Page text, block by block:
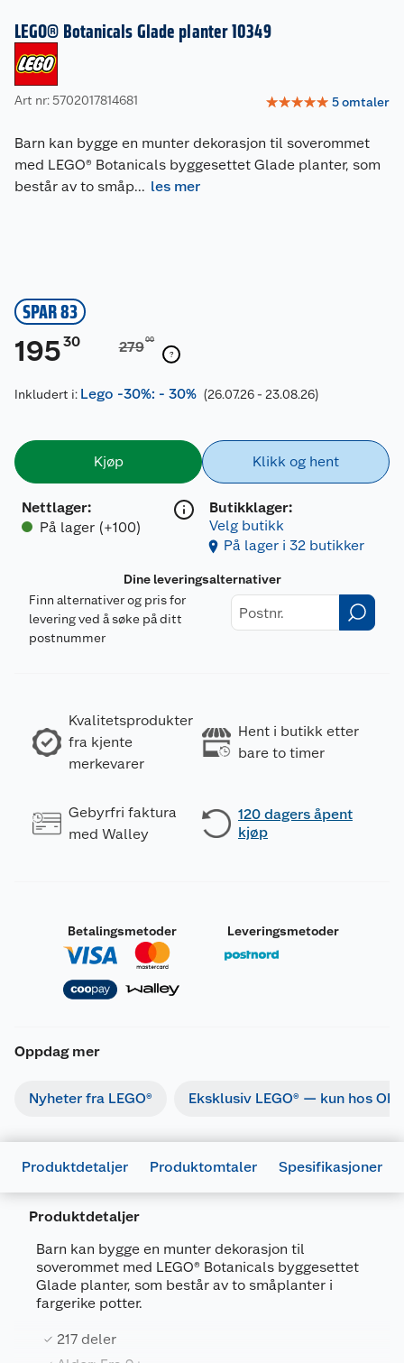
LEGO® Botanicals Glade planter 10349
Art nr: 5702017814681 ☆☆☆☆☆ 5omtaler
Barn kan bygge en munter dekorasjon til soverommet
med LEGO® Botanicals byggesettet Glade planter, som
består av to småp... les mer
SPAR 83
19530 27900
Inkludert i: Lego -30%: - 30% (26.07.26 - 23.08.26)
Kjøp
Nettlager:
På lager (+100)
Klikk og hent
Butikklager:
Velg butikk
På lager i 32 butikker
Dine leveringsalternativer
Finn alternativer og pris for
levering ved å søke på ditt
postnummer
Kvalitetsprodukter
fra kjente
merkevarer
Hent i butikk etter
bare to timer
Gebyrfri faktura
med Walley
120 dagers åpent
kjøp
Betalingsmetoder Leveringsmetoder
Oppdag mer
Nyheter fra LEGO® Eksklusiv LEGO® — kun hos
Produktdetaljer Produktomtaler Spesifikasjoner
Produktdetaljer
Barn kan bygge en munter dekorasjon til
soverommet med LEGO® Botanicals byggesettet
Glade planter, som består av to småplanter i
fargerike potter.
217 deler
Generelt